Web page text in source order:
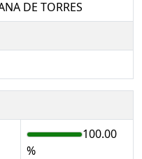
DE TORRES
100.00
%